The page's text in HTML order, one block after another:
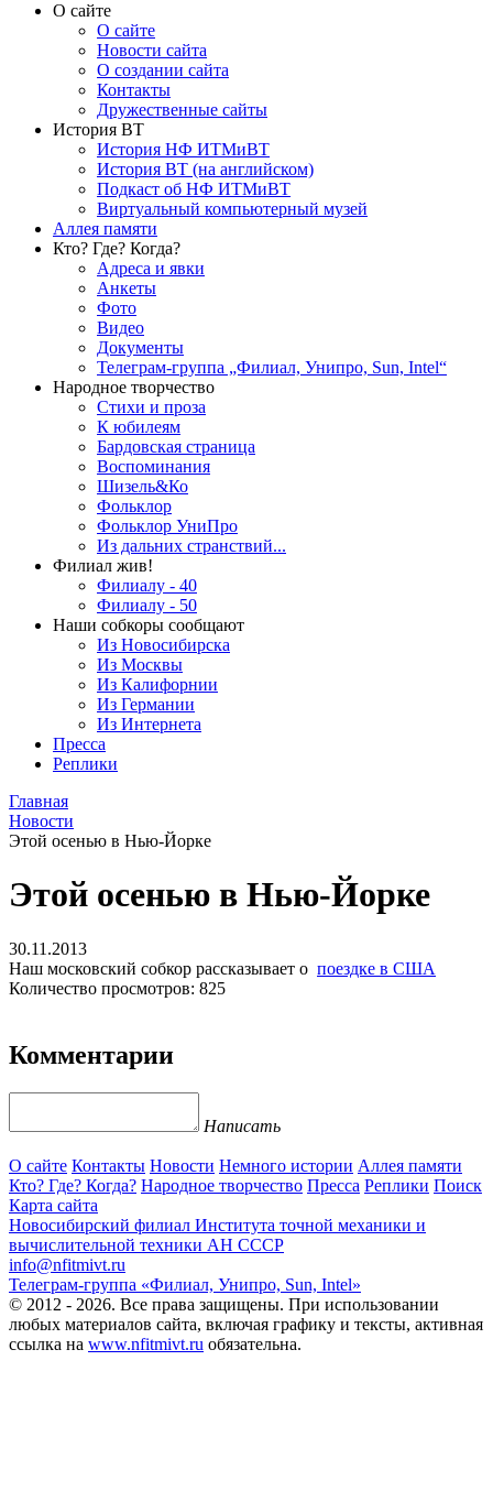
О сайте
О сайте
Новости сайта
О создании сайта
Контакты
Дружественные сайты
История ВТ
История НФ ИТМиВТ
История ВТ (на английском)
Подкаст об НФ ИТМиВТ
Виртуальный компьютерный музей
Аллея памяти
Кто? Где? Когда?
Адреса и явки
Анкеты
Фото
Видео
Документы
Телеграм-группа „Филиал, Унипро, Sun, Intel“
Народное творчество
Стихи и проза
К юбилеям
Бардовская страница
Воспоминания
Шизель&Ко
Фольклор
Фольклор УниПро
Из дальних странствий...
Филиал жив!
Филиалу - 40
Филиалу - 50
Наши собкоры сообщают
Из Новосибирска
Из Москвы
Из Калифорнии
Из Германии
Из Интернета
Пресса
Реплики
Главная
Новости
Этой осенью в Нью-Йорке
Этой осенью в Нью-Йорке
30.11.2013
Наш московский собкор рассказывает о поездке в США
Количество просмотров: 825
Комментарии
Написать
О сайте Контакты Новости Немного истории Аллея памяти
Кто? Где? Когда? Народное творчество Пресса Реплики Поиск
Карта сайта
Новосибирский филиал Института точной механики и
вычислительной техники АН СССР
info@nfitmivt.ru
Телеграм-группа «Филиал, Унипро, Sun, Intel»
© 2012 - 2026. Все права защищены. При использовании
любых материалов сайта, включая графику и тексты, активная
ссылка на www.nfitmivt.ru обязательна.